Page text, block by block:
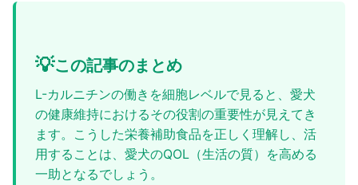
💡この記事のまとめ
L-カルニチンの働きを細胞レベルで見ると、愛犬
の健康維持におけるその役割の重要性が見えてき
ます。こうした栄養補助食品を正しく理解し、活
用することは、愛犬のQOL（生活の質）を高める
一助となるでしょう。